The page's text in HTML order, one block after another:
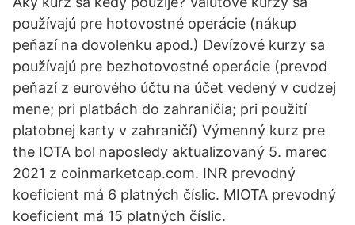
používajú pre hotovostné operácie (nákup
peňazí na dovolenku apod.) Devízové kurzy sa
používajú pre bezhotovostné operácie (prevod
peňazí z eurového účtu na účet vedený v cudzej
mene; pri platbách do zahraničia; pri použití
platobnej karty v zahraničí) Výmenný kurz pre
the IOTA bol naposledy aktualizovaný 5. marec
2021 z coinmarketcap.com. INR prevodný
koeficient má 6 platných číslic. MIOTA prevodný
koeficient má 15 platných číslic.